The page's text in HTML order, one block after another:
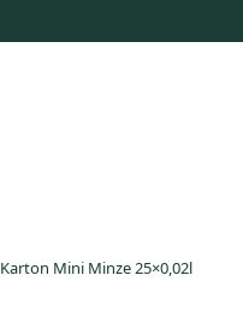
Karton Mini Minze 25×0,02l